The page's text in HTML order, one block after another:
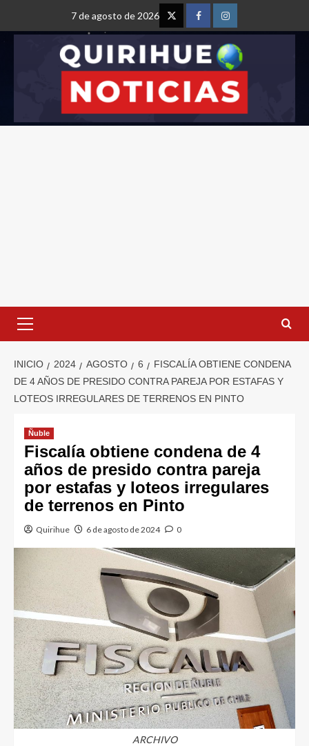
7 de agosto de 2026
INICIO 2024 AGOSTO 6
FISCALÍA OBTIENE CONDENA
DE 4 AÑOS DE PRESIDO CONTRA PAREJA POR ESTAFAS Y
LOTEOS IRREGULARES DE TERRENOS EN PINTO
Ñuble
Fiscalía obtiene condena de 4
años de presido contra pareja
por estafas y loteos irregulares
de terrenos en Pinto
Quirihue 6 de agosto de 2024 0
ARCHIVO